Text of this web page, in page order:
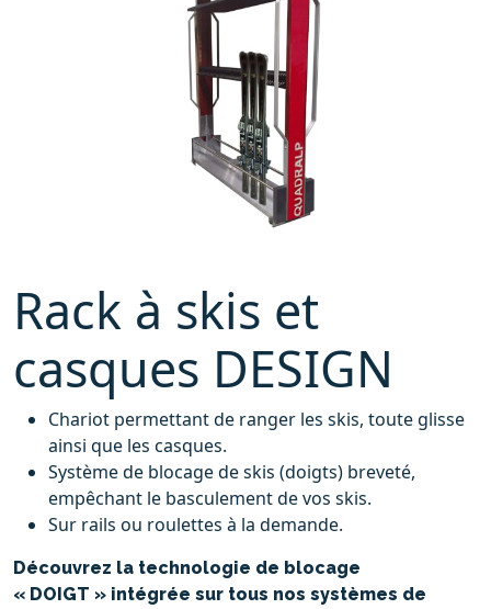
Rack à skis et
casques DESIGN
Chariot permettant de ranger les skis, toute glisse
ainsi que les casques.
Système de blocage de skis (doigts) breveté,
empêchant le basculement de vos skis.
Sur rails ou roulettes à la demande.
Découvrez la technologie de blocage
« DOIGT » intégrée sur tous nos systèmes de